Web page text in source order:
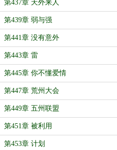
第437章 天外来人
第439章 弱与强
第441章 没有意外
第443章 雷
第445章 你不懂爱情
第447章 荒州大会
第449章 五州联盟
第451章 被利用
第453章 计划